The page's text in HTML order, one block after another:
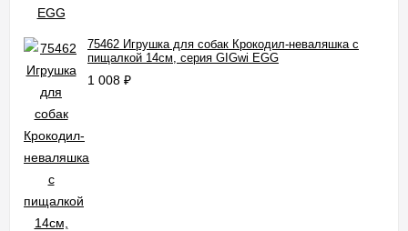
75462 Игрушка для собак Крокодил-неваляшка с
пищалкой 14см, серия GIGwi EGG
1 008 ₽